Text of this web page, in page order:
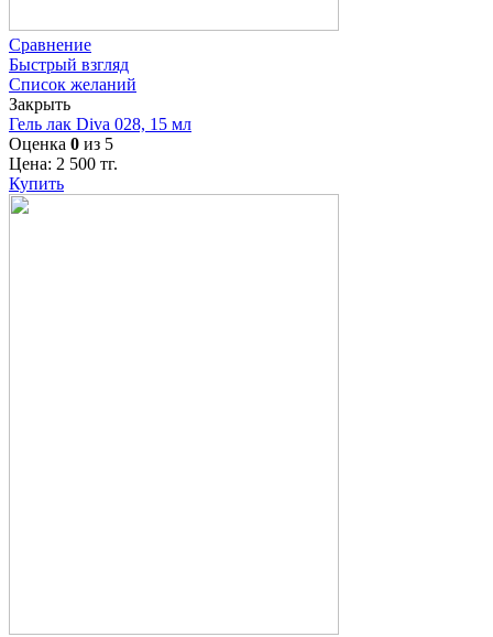
Сравнение
Быстрый взгляд
Список желаний
Закрыть
Гель лак Diva 028, 15 мл
Оценка 0 из 5
Цена: 2 500 тг.
Купить